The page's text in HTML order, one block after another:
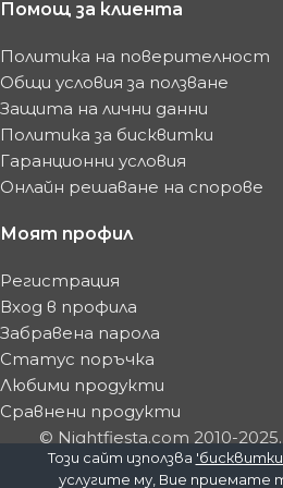
Помощ за клиента
Политика на поверителност
Общи условия за ползване
Защита на лични данни
Политика за бисквитки
Гаранционни условия
Онлайн решаване на спорове
Моят профил
Регистрация
Вход в профила
Забравена парола
Статус поръчка
Любими продукти
Сравнени продукти
© Nightfiesta.com 2010-
запазени.
Този сайт използва
услугите му, Вие приемате